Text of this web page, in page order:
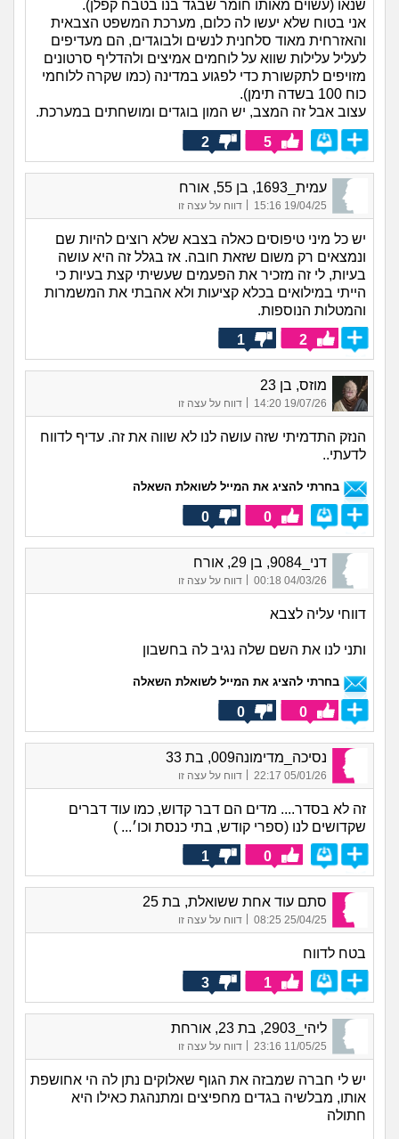
שנאו (עשוים מאותו חומר שבגד בנו בטבח קפלן).
אני בטוח שלא יעשו לה כלום, מערכת המשפט הצבאית
והאזרחית מאוד סלחנית לנשים ולבוגדים, הם מעדיפים
לעליל עלילות שווא על לוחמים אמיצים ולהדליף סרטונים
מזויפים לתקשורת כדי לפגוע במדינה (כמו שקרה ללוחמי
כוח 100 בשדה תימן).
עצוב אבל זה המצב, יש המון בוגדים ומושחתים במערכת.
5
2
עמית_1693, בן 55, אורח
19/04/25 15:16
| דווח על עצה זו
יש כל מיני טיפוסים כאלה בצבא שלא רוצים להיות שם
ונמצאים רק משום שזאת חובה. אז בגלל זה היא עושה
בעיות, לי זה מזכיר את הפעמים שעשיתי קצת בעיות כי
הייתי במילואים בכלא קציעות ולא אהבתי את המשמרות
והמטלות הנוספות.
2
1
מוזס, בן 23
19/07/26 14:20
| דווח על עצה זו
הנזק התדמיתי שזה עושה לנו לא שווה את זה. עדיף לדווח
לדעתי..
בחרתי להציג את המייל לשואלת השאלה
0
0
דני_9084, בן 29, אורח
04/03/26 00:18
| דווח על עצה זו
דווחי עליה לצבא
ותני לנו את השם שלה נגיב לה בחשבון
בחרתי להציג את המייל לשואלת השאלה
0
0
נסיכה_מדימונה009, בת 33
05/01/26 22:17
| דווח על עצה זו
זה לא בסדר.... מדים הם דבר קדוש, כמו עוד דברים
שקדושים לנו (ספרי קודש, בתי כנסת וכו׳... )
0
1
סתם עוד אחת ששואלת, בת 25
25/04/25 08:25 דווח על עצה זו
בטח לדווח
1
3
ליהי_2903, בת 23, אורחת
11/05/25 23:16 דווח על עצה זו
יש לי חברה שמבזה את הגוף שאלוקים נתן לה הי אחושפת
אותו, מבלשיה בגדים מחפיצים ומתנהגת כאילו היא
חתולה